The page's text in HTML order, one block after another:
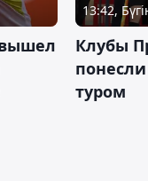
13:42,
Клубы
туром